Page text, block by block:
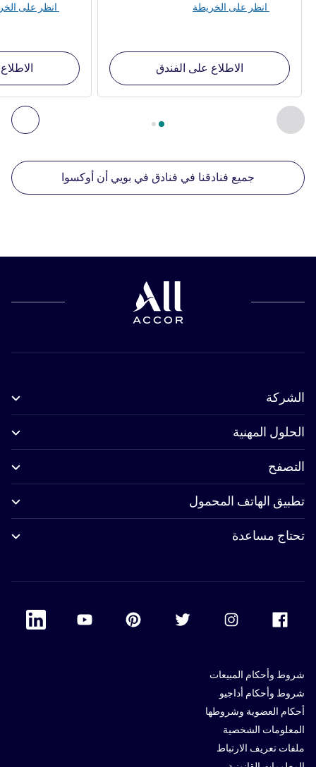
السابق - منشآتنا الأخرى القريبة
الصفحة
الاطلاع على الفندق
جميع فنادقنا في فنادق في بويي أن أوكسوا
الشركة
الحلول المهنية
التصفح
تطبيق الهاتف المحمول
تحتاج مساعدة
Accor Facebook
Accor Twitter
Accor Pinterest
Accor Youtube
Linkedin
شروط وأحكام المبيعات
شروط وأحكام أداجيو
أحكام العضوية وشروطها
المعلومات الشخصية
ملفات تعريف الارتباط